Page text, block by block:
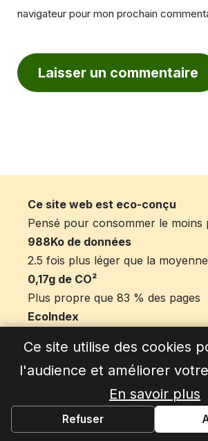
navigateur pour mon prochain
Ce site web est eco-conçu
Pensé pour consommer le moins
988Ko de données
2.5 fois plus léger que la moyenne
0,17g de CO²
Plus propre que 83 % des pages
EcoIndex
OK
Ce site utilise des cookies
l'audience et améliorer
En savoir plus
Refuser